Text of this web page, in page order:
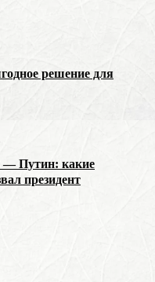
решение для
— Путин: какие
президент